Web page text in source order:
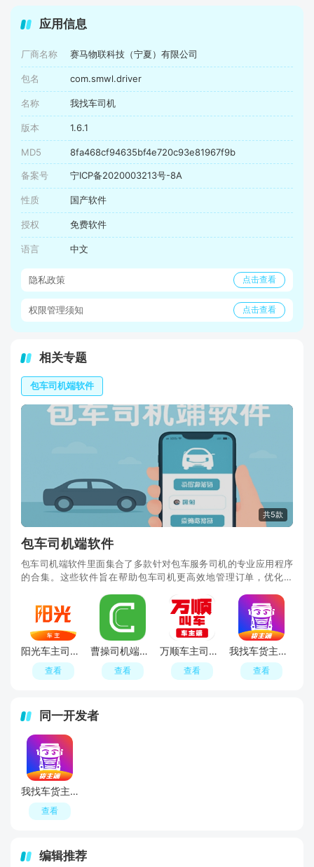
应用信息
厂商名称 赛马物联科技（宁夏）有限公司
包名 com.smwl.driver
名称 我找车司机
版本 1.6.1
MD5 8fa468cf94635bf4e720c93e81967f9b
备案号 宁ICP备2020003213号-8A
性质 国产软件
授权 免费软件
语言 中文
隐私政策 点击查看
权限管理须知 点击查看
相关专题
包车司机端软件
共5款
包车司机端软件
包车司机端软件里面集合了多款针对包车服务司机的专业应用程序
的合集。这些软件旨在帮助包车司机更高效地管理订单，优化路
阳光车主司机端最新版
查看
曹操司机端最新版本
查看
万顺车主司机端最新版本
查看
我找车货主版app最新版
查看
同一开发者
我找车货主版app最新版
查看
编辑推荐